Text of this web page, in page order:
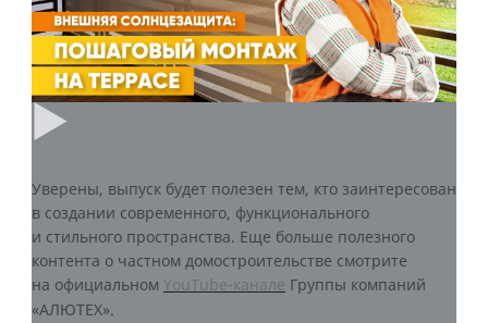
Уверены, выпуск будет полезен тем, кто заинтересован
в создании современного, функционального
и стильного пространства. Еще больше полезного
контента о частном домостроительстве смотрите
на официальном YouTube-канале Группы компаний
«АЛЮТЕХ».